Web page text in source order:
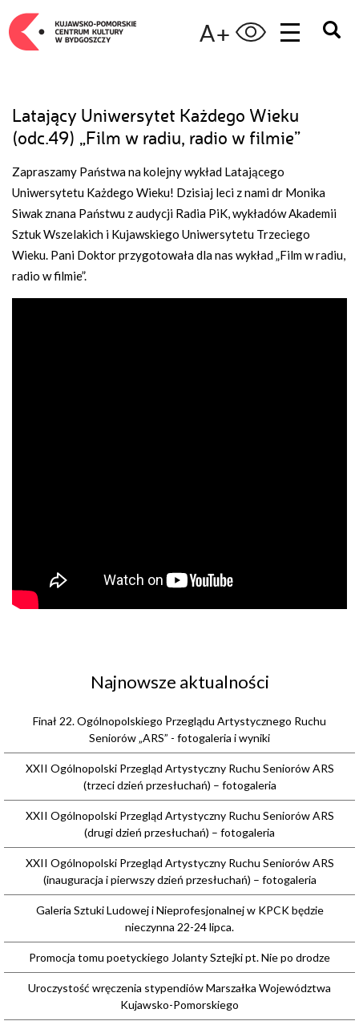
A+
Latający Uniwersytet Każdego Wieku
(odc.49) „Film w radiu, radio w filmie”
Zapraszamy Państwa na kolejny wykład Latającego
Uniwersytetu Każdego Wieku! Dzisiaj leci z nami dr Monika
Siwak znana Państwu z audycji Radia PiK, wykładów Akademii
Sztuk Wszelakich i Kujawskiego Uniwersytetu Trzeciego
Wieku. Pani Doktor przygotowała dla nas wykład „Film w radiu,
radio w filmie”.
Najnowsze aktualności
Finał 22. Ogólnopolskiego Przeglądu Artystycznego Ruchu
Seniorów „ARS” - fotogaleria i wyniki
XXII Ogólnopolski Przegląd Artystyczny Ruchu Seniorów ARS
(trzeci dzień przesłuchań) – fotogaleria
XXII Ogólnopolski Przegląd Artystyczny Ruchu Seniorów ARS
(drugi dzień przesłuchań) – fotogaleria
XXII Ogólnopolski Przegląd Artystyczny Ruchu Seniorów ARS
(inauguracja i pierwszy dzień przesłuchań) – fotogaleria
Galeria Sztuki Ludowej i Nieprofesjonalnej w KPCK będzie
nieczynna 22-24 lipca.
Promocja tomu poetyckiego Jolanty Sztejki pt. Nie po drodze
Uroczystość wręczenia stypendiów Marszałka Województwa
Kujawsko-Pomorskiego